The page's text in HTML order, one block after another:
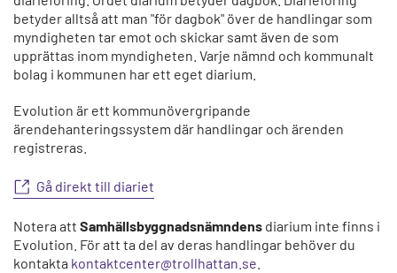
betyder alltså att man "för dagbok" över de handlingar som
myndigheten tar emot och skickar samt även de som
upprättas inom myndigheten. Varje nämnd och kommunalt
bolag i kommunen har ett eget diarium.
Evolution är ett kommunövergripande
ärendehanteringssystem där handlingar och ärenden
registreras.
Gå direkt till diariet
Notera att Samhällsbyggnadsnämndens diarium inte finns i
Evolution. För att ta del av deras handlingar behöver du
kontakta kontaktcenter@trollhattan.se